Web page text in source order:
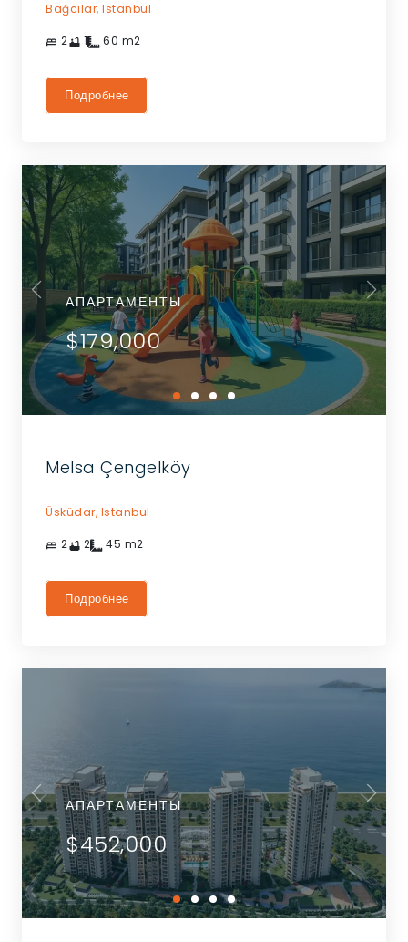
Bağcılar, Istanbul
2 1 60 m2
Подробнее
АПАРТАМЕНТЫ
$179,000
Melsa Çengelköy
Üsküdar, Istanbul
2 2 45 m2
Подробнее
АПАРТАМЕНТЫ
$452,000